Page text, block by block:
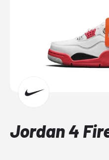
Jordan 4